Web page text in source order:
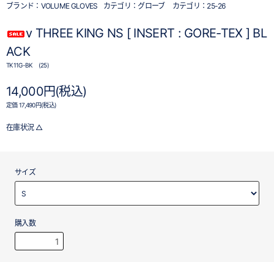
ブランド： VOLUME GLOVES カテゴリ： グローブ カテゴリ： 25-26
v THREE KING NS [ INSERT : GORE-TEX ] BL
ACK
TK11G-BK (25)
14,000円(税込)
定価 17,490円(税込)
在庫状況 △
サイズ
購入数